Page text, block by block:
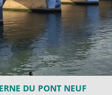
DU PONT NEUF